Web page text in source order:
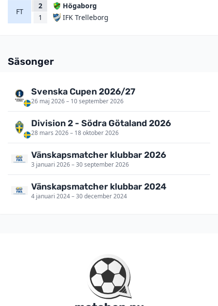
FT
2
1
Högaborg
IFK Trelleborg
Säsonger
Svenska Cupen 2026/27
26 maj 2026 – 10 september 2026
Division 2 - Södra Götaland 2026
28 mars 2026 – 18 oktober 2026
Vänskapsmatcher klubbar 2026
3 januari 2026 – 30 september 2026
Vänskapsmatcher klubbar 2024
4 januari 2024 – 30 december 2024